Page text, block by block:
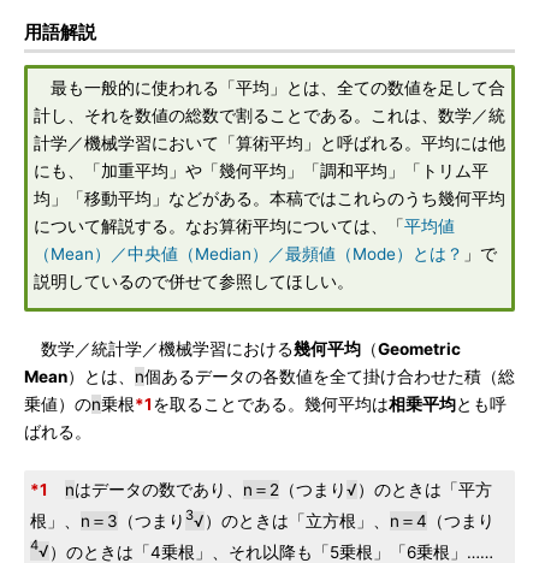
用語解説
最も一般的に使われる「平均」とは、全ての数値を足して合
計し、それを数値の総数で割ることである。これは、数学／統
計学／機械学習において「算術平均」と呼ばれる。平均には他
にも、「加重平均」や「幾何平均」「調和平均」「トリム平
均」「移動平均」などがある。本稿ではこれらのうち幾何平均
について解説する。なお算術平均については、「平均値
（Mean）／中央値（Median）／最頻値（Mode）とは？ 」で
説明しているので併せて参照してほしい。
数学／統計学／機械学習における幾何平均 （Geometric
Mean）とは、 n個あるデータの各数値を全て掛け合わせた積（総
乗値）のn乗根*1を取ることである。幾何平均は相乗平均とも呼
ばれる。
*1 nはデータの数であり、 n＝2 （つまり√）のときは「平方
根」、 n＝3 （つまり 3√）のときは「立方根」、 n＝4 （つまり
4√）のときは「4乗根」、それ以降も「5乗根」「6乗根」……